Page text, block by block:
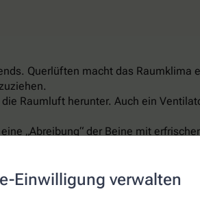
Einwilligung verwalten
Querlüften macht das Raumklima
Raumluft herunter. Auch ein
„Abreibung“ der Beine mit
auf Arme, Beine, Stirn oder Nacken
reflektiert das Sonnenlicht, ist
Euro. Aber Vorsicht: Nicht zu kalt